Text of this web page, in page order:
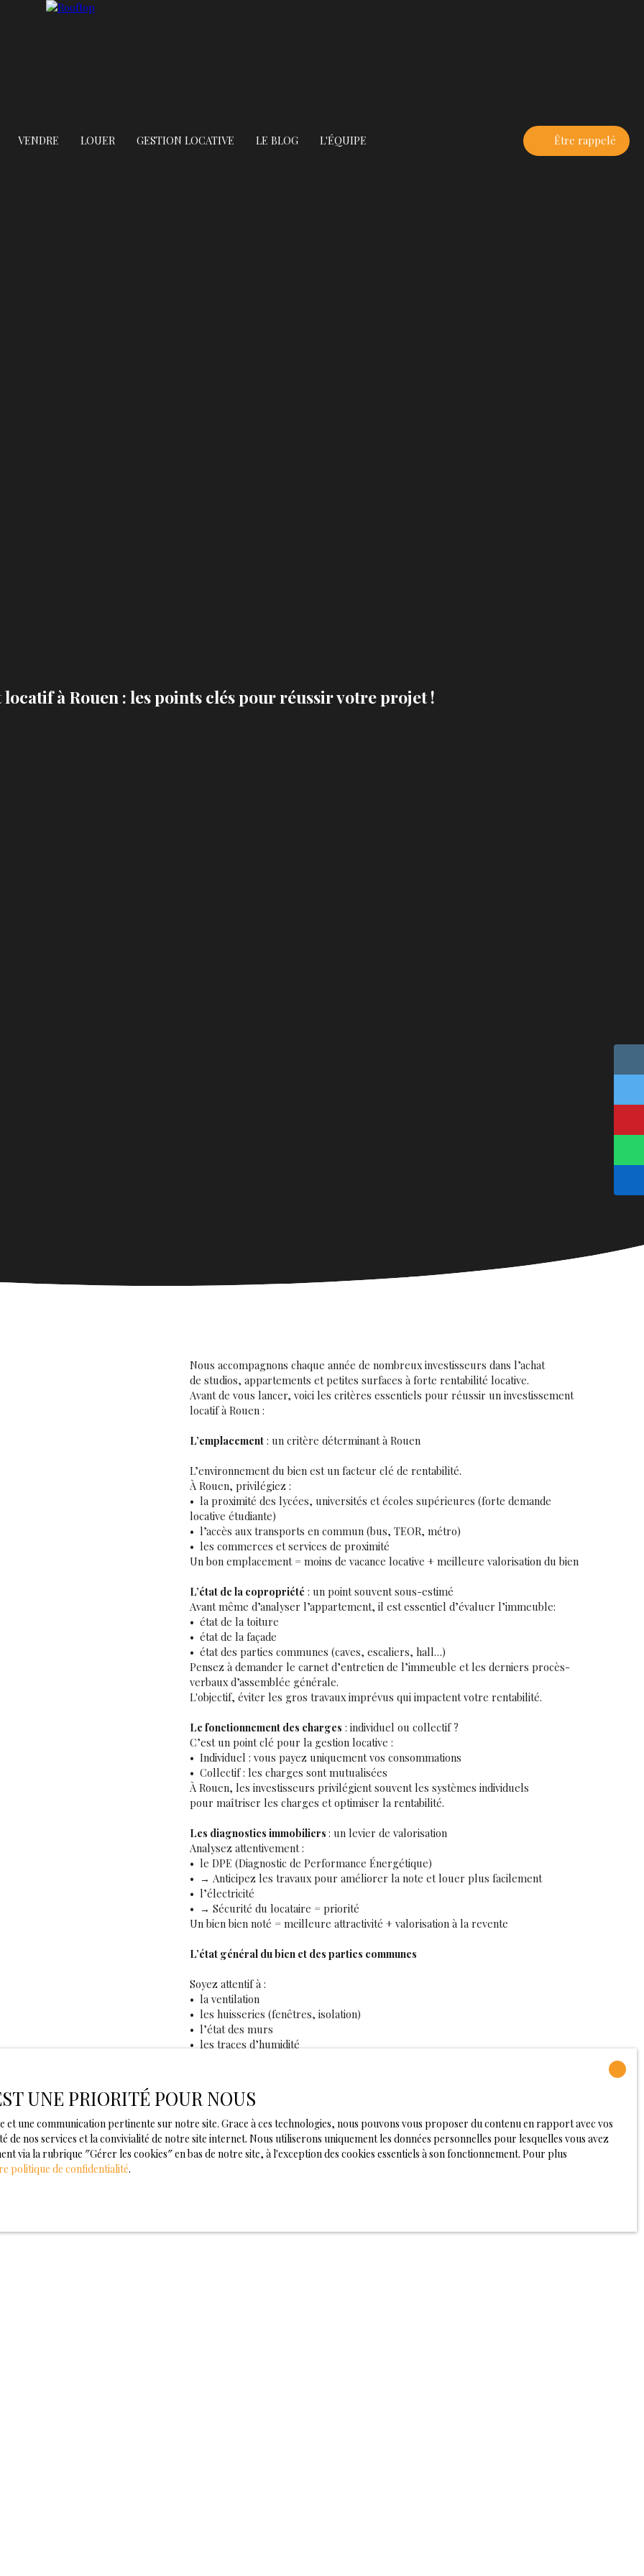
VENDRE LOUER GESTION LOCATIVE LE BLOG L'ÉQUIPE Être rappelé
à Rouen : les points clés pour réussir votre projet !
Nous accompagnons chaque année de nombreux investisseurs dans l’achat
de studios, appartements et petites surfaces à forte rentabilité locative.
Avant de vous lancer, voici les critères essentiels pour réussir un investissement
locatif à Rouen :
L’emplacement : un critère déterminant à Rouen
L’environnement du bien est un facteur clé de rentabilité.
À Rouen, privilégiez :
la proximité des lycées, universités et écoles supérieures (forte demande
locative étudiante)
l’accès aux transports en commun (bus, TEOR, métro)
les commerces et services de proximité
Un bon emplacement = moins de vacance locative + meilleure valorisation du bien
L’état de la copropriété : un point souvent sous-estimé
Avant même d’analyser l’appartement, il est essentiel d’évaluer l’immeuble:
état de la toiture
état de la façade
état des parties communes (caves, escaliers, hall…)
Pensez à demander le carnet d’entretien de l’immeuble et les derniers procès-
verbaux d’assemblée générale.
L'objectif, éviter les gros travaux imprévus qui impactent votre rentabilité.
Le fonctionnement des charges : individuel ou collectif ?
C’est un point clé pour la gestion locative :
Individuel : vous payez uniquement vos consommations
Collectif : les charges sont mutualisées
À Rouen, les investisseurs privilégient souvent les systèmes individuels
pour maîtriser les charges et optimiser la rentabilité.
Les diagnostics immobiliers : un levier de valorisation
Analysez attentivement :
le DPE (Diagnostic de Performance Énergétique)
→ Anticipez les travaux pour améliorer la note et louer plus facilement
l’électricité
→ Sécurité du locataire = priorité
Un bien bien noté = meilleure attractivité + valorisation à la revente
L’état général du bien et des parties communes
Soyez attentif à :
la ventilation
les huisseries (fenêtres, isolation)
l’état des murs
les traces d’humidité
le montant des travaux
votre rentabilité locative
Le prix du bien: rester rationnel
Le coup de cœur ne doit jamais prendre le dessus.
Faites-vous accompagner par un professionnel de l’immobilier à Rouen pour :
UNE PRIORITÉ POUR NOUS
une communication pertinente sur notre site. Grace à ces technologies, nous pouvons vous proposer du contenu en rapport avec vos
nos services et la convivialité de notre site internet. Nous utiliserons uniquement les données personnelles pour lesquelles vous avez
via la rubrique ″Gérer les cookies″ en bas de notre site, à l'exception des cookies essentiels à son fonctionnement. Pour plus
politique de confidentialité.